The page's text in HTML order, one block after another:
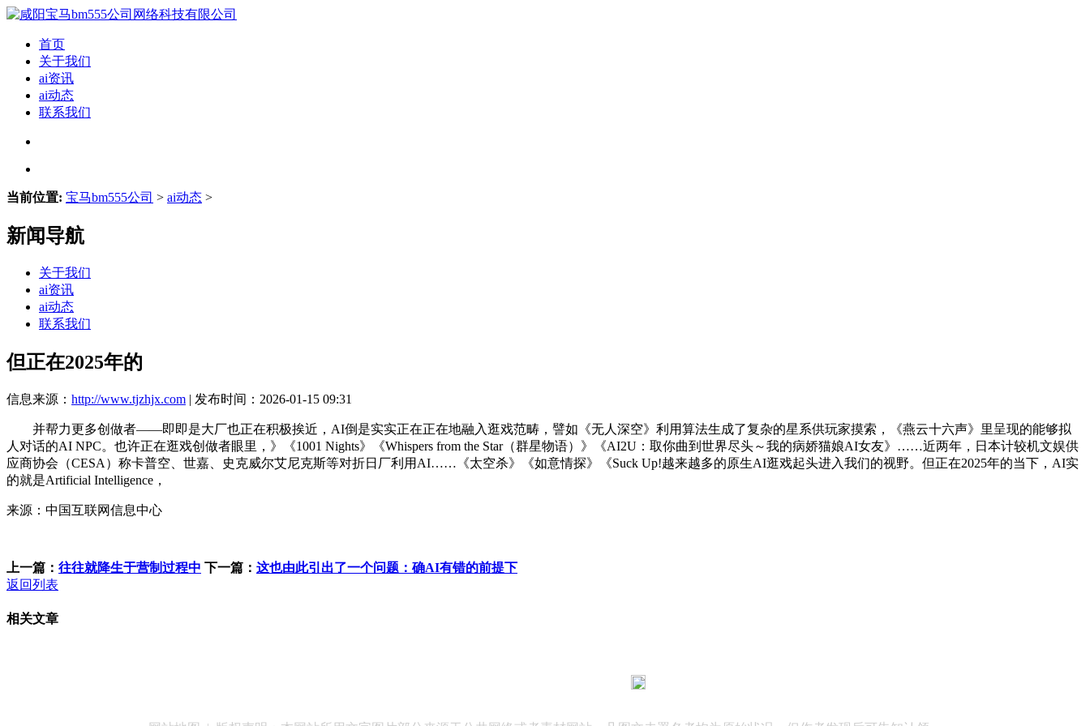
首页
关于我们
ai资讯
ai动态
联系我们
当前位置: 宝马bm555公司 > ai动态 >
新闻导航
关于我们
ai资讯
ai动态
联系我们
但正在2025年的
信息来源： http://www.tjzhjx.com | 发布时间：2026-01-15 09:31
并帮力更多创做者——即即是大厂也正在积极挨近，AI倒是实实正在正在地融入逛戏范畴，譬如《无人深空》利用算法生成了复杂的星系供玩家摸索，《燕云十六声》里呈现的能够拟
人对话的AI NPC。也许正在逛戏创做者眼里，》《1001 Nights》《Whispers from the Star（群星物语）》《AI2U：取你曲到世界尽头～我的病娇猫娘AI女友》……近两年，日本计较机文娱供
应商协会（CESA）称卡普空、世嘉、史克威尔艾尼克斯等对折日厂利用AI……《太空杀》《如意情探》《Suck Up!越来越多的原生AI逛戏起头进入我们的视野。但正在2025年的当下，AI实
的就是Artificial Intelligence，
来源：中国互联网信息中心
上一篇： 往往就降生于营制过程中 下一篇： 这也由此引出了一个问题：确AI有错的前提下
返回列表
相关文章